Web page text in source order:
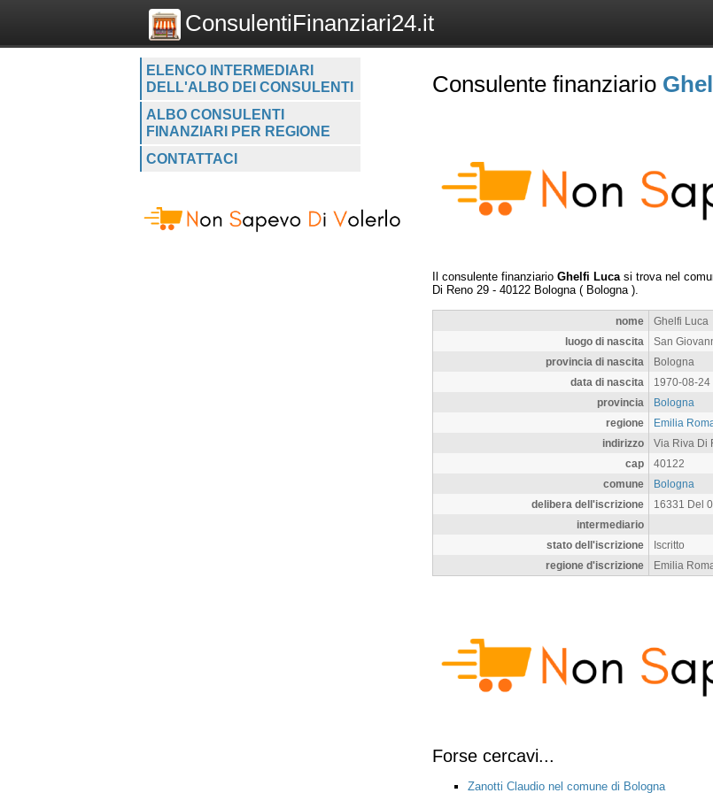
ConsulentiFinanziari24.it
ELENCO INTERMEDIARI
DELL'ALBO DEI CONSULENTI
ALBO CONSULENTI
FINANZIARI PER REGIONE
CONTATTACI
Consulente finanziario
Il consulente finanziario Ghelfi Luca si trova nel
Di Reno 29 - 40122 Bologna ( Bologna ).
nome
Ghelfi Luca
luogo di nascita
San
provincia di nascita
Bologna
data di nascita
1970-08-24
provincia
Bologna
regione
Emilia
indirizzo
Via Riva Di
cap
40122
comune
Bologna
delibera dell'iscrizione
16331 Del
intermediario
stato dell'iscrizione
Iscritto
regione d'iscrizione
Emilia
Forse cercavi...
Zanotti Claudio nel comune di Bologna